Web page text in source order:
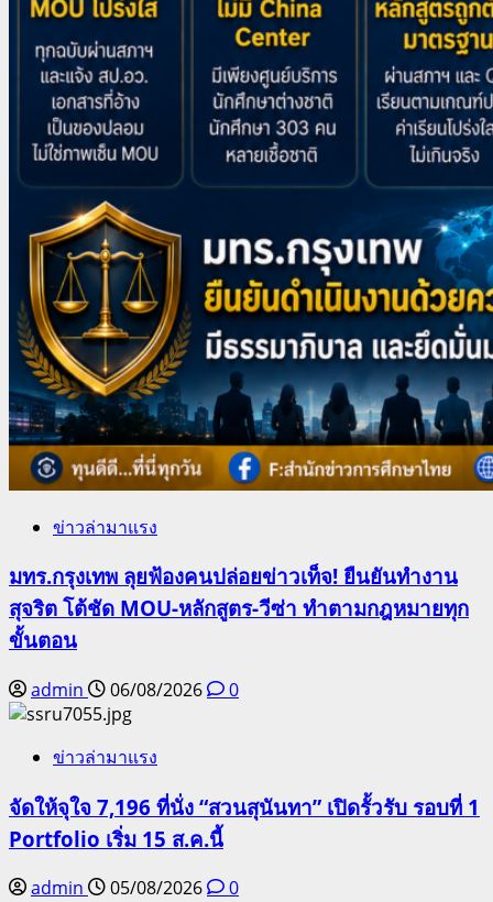
ข่าวล่ามาแรง
มทร.กรุงเทพ ลุยฟ้องคนปล่อยข่าวเท็จ! ยืนยันทำงาน
สุจริต โต้ชัด MOU-หลักสูตร-วีซ่า ทำตามกฎหมายทุก
ขั้นตอน
admin 06/08/2026 0
ข่าวล่ามาแรง
จัดให้จุใจ 7,196 ที่นั่ง “สวนสุนันทา” เปิดรั้วรับ รอบที่ 1
Portfolio เริ่ม 15 ส.ค.นี้
admin 05/08/2026 0